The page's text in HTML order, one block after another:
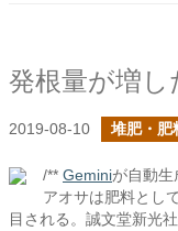
発根量が増
2019-08-10 堆肥・肥
/** Geminiが自動生
アオサは肥料とし
目される。誠文堂新光